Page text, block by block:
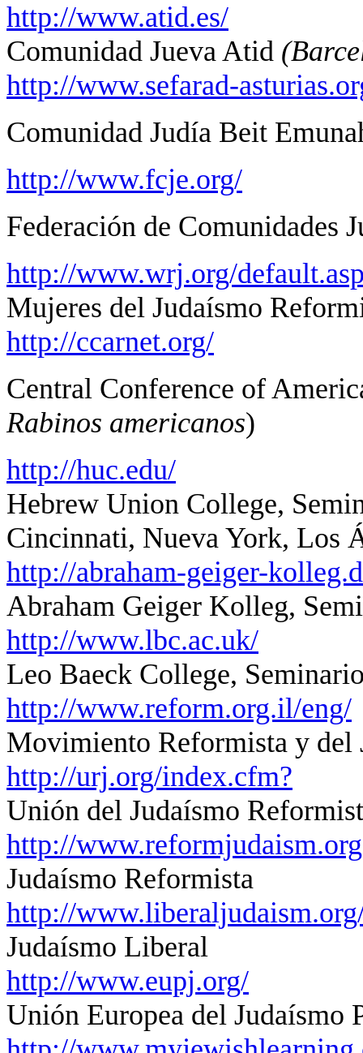
http://www.atid.es/
Comunidad Jueva Atid
http://www.sefarad-
Comunidad Judía Beit
http://www.fcje.org/
Federación de Comunidades
http://www.wrj.org/
Mujeres del Judaísmo
http://ccarnet.org/
Central Conference of
Rabinos americanos)
http://huc.edu/
Hebrew Union College,
Cincinnati, Nueva York, Los
http://abraham-geiger-
Abraham Geiger Kolleg,
http://www.lbc.ac.uk/
Leo Baeck College,
http://www.reform.org.il/eng/
Movimiento Reformista y del
http://urj.org/index.cfm?
Unión del Judaísmo
http://
Judaísmo Reformista
http://
Judaísmo Liberal
http://www.eupj.org/
Unión Europea del Judaísmo